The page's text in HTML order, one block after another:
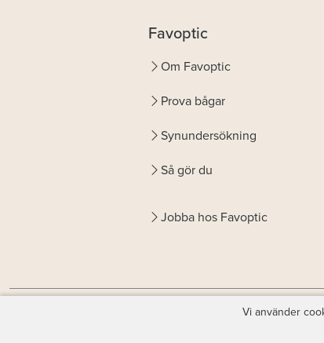
Favoptic
Om Favoptic
Prova bågar
Synundersökning
Så gör du
Jobba hos Favoptic
Vi använder